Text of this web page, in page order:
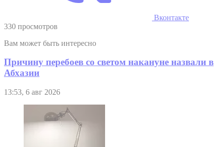
Вконтакте
330 просмотров
Вам может быть интересно
Причину перебоев со светом накануне назвали в
Абхазии
13:53, 6 авг 2026